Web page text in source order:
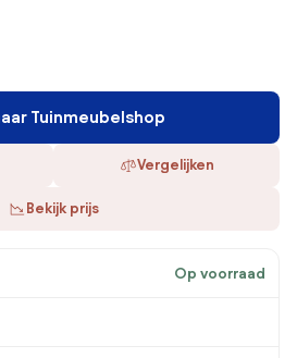
Tuinmeubelshop
Vergelijken
Bekijk prijs
Op voorraad